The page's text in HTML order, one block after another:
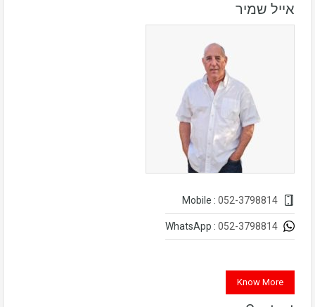
אייל שמיר
052-3798814
052-3798814
Know More